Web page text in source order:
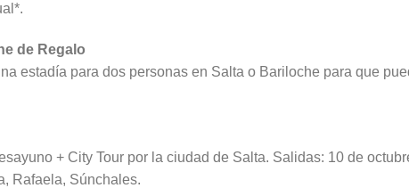
de Regalo
estadía para dos personas en Salta o Bariloche para que
+ City Tour por la ciudad de Salta. Salidas: 10 de
Rafaela, Súnchales.